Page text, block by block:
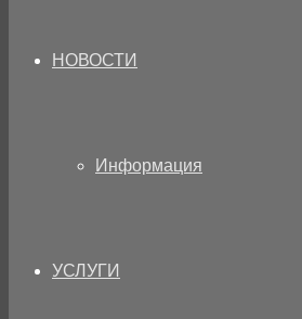
НОВОСТИ
Информация
УСЛУГИ